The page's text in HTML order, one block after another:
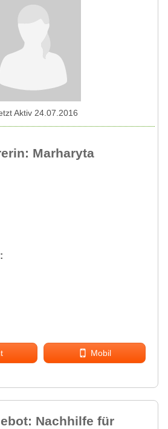
Marharyta
Mobil
Aktiv 24.07.2016
Nachhilfe für